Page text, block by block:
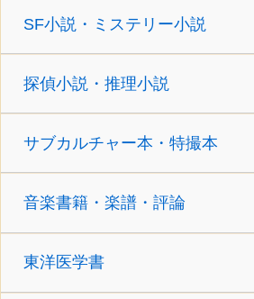
SF小説・ミステリー小説
探偵小説・推理小説
サブカルチャー本・特撮本
音楽書籍・楽譜・評論
東洋医学書